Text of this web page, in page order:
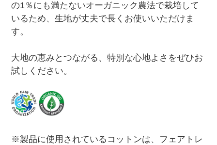
の1％にも満たないオーガニック農法で栽培して
いるため、生地が丈夫で長くお使いいただけま
す。
大地の恵みとつながる、特別な心地よさをぜひお
試しください。
※製品に使用されているコットンは、フェアトレ